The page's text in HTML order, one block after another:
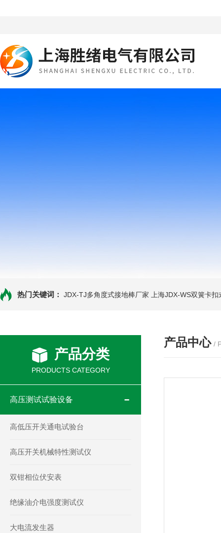
热门关键词： JDX-TJ多角度式接地棒厂家 上海JDX-WS双簧卡
产品分类
PRODUCTS CATEGORY
高压测试试验设备
高低压开关通电试验台
高压开关机械特性测试仪
双钳相位伏安表
绝缘油介电强度测试仪
大电流发生器
产品中心 /